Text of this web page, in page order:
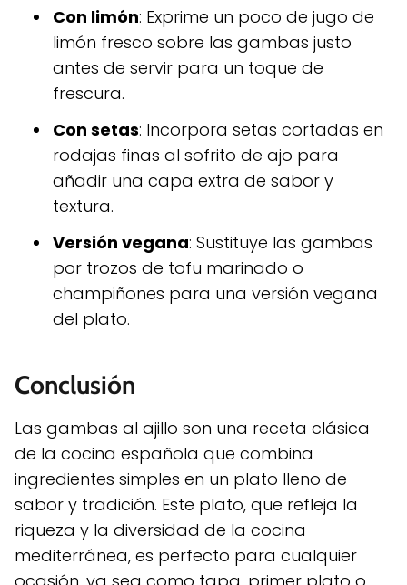
Con limón: Exprime un poco de jugo de
limón fresco sobre las gambas justo
antes de servir para un toque de
frescura.
Con setas: Incorpora setas cortadas en
rodajas finas al sofrito de ajo para
añadir una capa extra de sabor y
textura.
Versión vegana: Sustituye las gambas
por trozos de tofu marinado o
champiñones para una versión vegana
del plato.
Conclusión
Las gambas al ajillo son una receta clásica
de la cocina española que combina
ingredientes simples en un plato lleno de
sabor y tradición. Este plato, que refleja la
riqueza y la diversidad de la cocina
mediterránea, es perfecto para cualquier